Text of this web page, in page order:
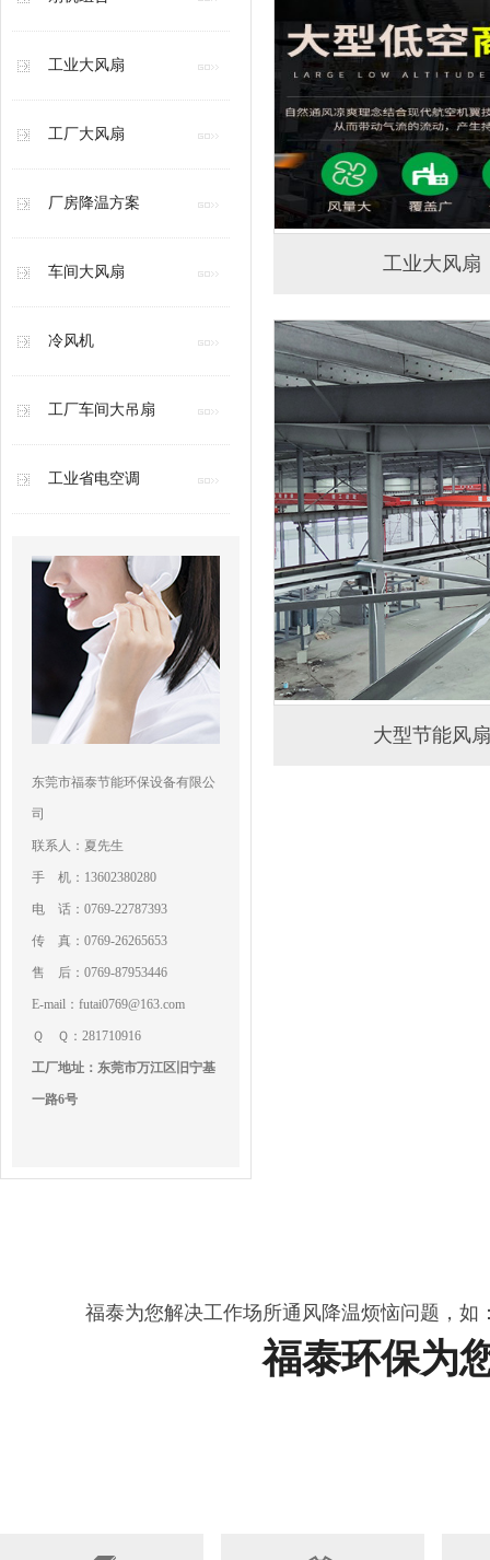
工业大风扇
工厂大风扇
厂房降温方案
车间大风扇
冷风机
工厂车间大吊扇
工业省电空调
东莞市福泰节能环保设备有限公
司
联系人：夏先生
手 机：13602380280
电 话：0769-22787393
传 真：0769-26265653
售 后：0769-87953446
E-mail：futai0769@163.com
Ｑ Ｑ：281710916
工厂地址：东莞市万江区旧宁基
一路6号
工业大风扇
大型节能风扇
福泰为您解决工作场所通风降温烦恼问题，
福泰环保为